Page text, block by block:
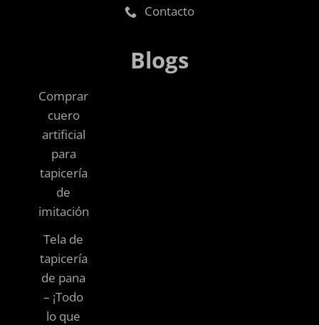
Contacto
Blogs
Comprar
cuero
artificial
para
tapicería
de
imitación
Tela de
tapicería
de pana
– ¡Todo
lo que